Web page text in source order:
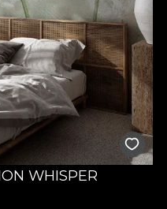
WHISPER